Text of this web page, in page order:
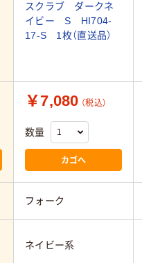
スクラブ ダークネ
イビー S HI704-
17-S 1枚（直送品）
￥7,080 （税込）
数量
カゴへ
フォーク
ネイビー系